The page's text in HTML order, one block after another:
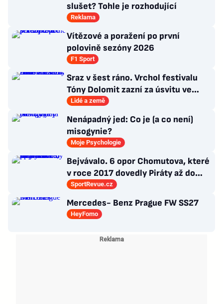
slušet? Tohle je rozhodující
Reklama
Vítězové a poražení po první
polovině sezóny 2026
F1 Sport
Sraz v šest ráno. Vrchol festivalu
Tóny Dolomit zazní za úsvitu ve
3000 metrech
Lidé a země
Nenápadný jed: Co je (a co není)
misogynie?
Moje Psychologie
Bejvávalo. 6 opor Chomutova, které
v roce 2017 dovedly Piráty až do
semifinále play-off
SportRevue.cz
Mercedes- Benz Prague FW SS27
HeyFomo